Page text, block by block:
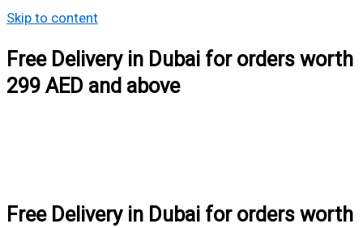
Skip to content
Free Delivery in Dubai for orders worth
299 AED and above
Free Delivery in Dubai for orders worth